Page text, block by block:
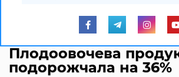
Плодоовочева
подорожчала на 36%